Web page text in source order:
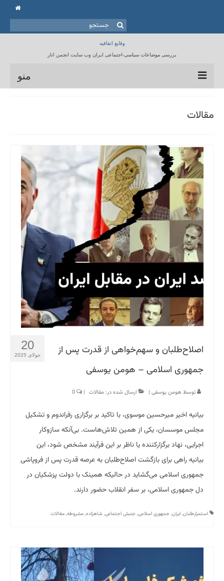
جستجو
برای:
وقایع اتفاقیه
بررسی موضاعات سیاسی-اجتماعی ایران وب سایت انجمن انار
منو
برنامه ها
کتابخانه
تماس با ما
مقالات
20
جولای 2025
اصلاح‌طلبان و سهم‌خواهی از قدرت پس از
جمهوری اسلامی – هومن یوسفی
توسط هومن یوسفی | ارسال شده در: مقالات |
بیانیه اخیر میرحسین موسوی، با تاکید بر برگزاری رفراندوم و تشکیل
مجلس موسسان، یکی از همین تلاش‌هاست. بی‌آنکه سازوکار
اجرایی، نهاد برگزارکننده یا ناظر بر این فرآیند مشخص شود، این
بیانیه راهی برای بازگشت اصلاح‌طلبان به عرصه قدرت پس از فروپاشی
جمهوری اسلامی می‌گشاید در حالیکه همینک با دولت پزشکیان در
دل جمهوری اسلامی، بر سفر انقلاب حضور دارند.
استمرارطلبان, ایران, جمهوری اسلامی, جنبش اجتماعی, شاهزاده, مشروطه, مقالات